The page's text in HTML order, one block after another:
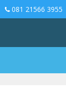
081 21566 3955